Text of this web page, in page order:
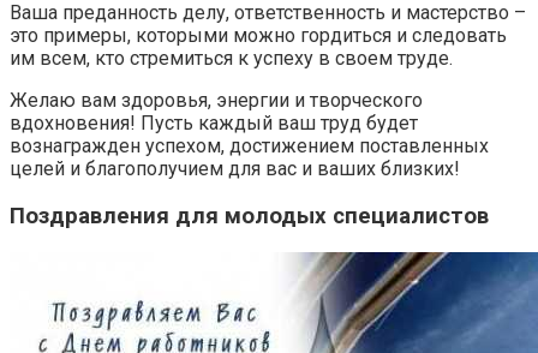
Ваша преданность делу, ответственность и мастерство –
это примеры, которыми можно гордиться и следовать
им всем, кто стремиться к успеху в своем труде.
Желаю вам здоровья, энергии и творческого
вдохновения! Пусть каждый ваш труд будет
вознагражден успехом, достижением поставленных
целей и благополучием для вас и ваших близких!
Поздравления для молодых специалистов